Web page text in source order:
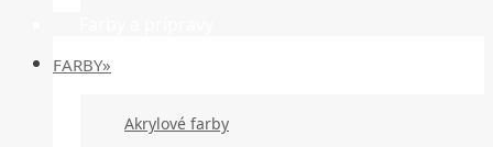
FARBY»
Akrylové farby